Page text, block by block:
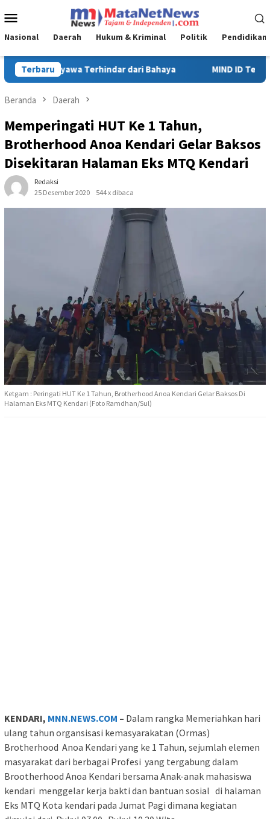
ke
Mobile
Nasional Daerah Hukum & Kriminal Politik Pendidikan
TerbaruMIND ID Tegaskan Dukungan Penuh Bagi PT Vale
Beranda Daerah
Memperingati HUT Ke 1 Tahun,
Brotherhood Anoa Kendari Gelar Baksos
Disekitaran Halaman Eks MTQ Kendari
Redaksi
25 Desember 2020
544 x dibaca
Ketgam : Peringati HUT Ke 1 Tahun, Brotherhood Anoa Kendari Gelar Baksos Di
Halaman Eks MTQ Kendari (Foto Ramdhan/Sul)
KENDARI, MNN.NEWS.COM – Dalam rangka Memeriahkan hari
ulang tahun organsisasi kemasyarakatan (Ormas)
Brotherhood Anoa Kendari yang ke 1 Tahun, sejumlah elemen
masyarakat dari berbagai Profesi yang tergabung dalam
Brootherhood Anoa Kendari bersama Anak-anak mahasiswa
kendari menggelar kerja bakti dan bantuan sosial di halaman
Eks MTQ Kota kendari pada Jumat Pagi dimana kegiatan